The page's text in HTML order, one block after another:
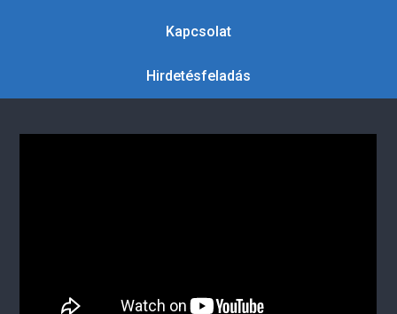
Kapcsolat
Hirdetésfeladás